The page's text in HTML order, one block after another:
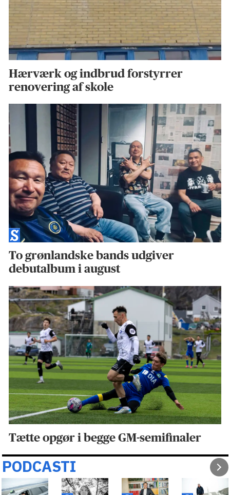
Hærværk og indbrud forstyrrer
renovering af skole
To grønlandske bands udgiver
debutalbum i august
Tætte opgør i begge GM-semifinaler
PODCASTI